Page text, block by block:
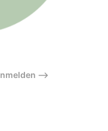
–>